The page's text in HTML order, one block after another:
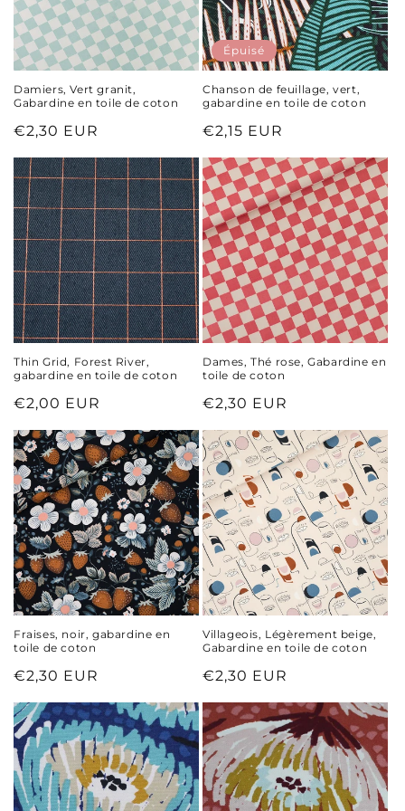
Damiers, Vert granit,
Gabardine en toile de coton
Prix
€2,30 EUR
Épuisé
Chanson de feuillage, vert,
gabardine en toile de coton
Prix
€2,15 EUR
Thin Grid, Forest River,
gabardine en toile de coton
Prix
€2,00 EUR
Dames, Thé rose, Gabardine en
toile de coton
Prix
€2,30 EUR
Fraises, noir, gabardine en
toile de coton
Prix
€2,30 EUR
Villageois, Légèrement beige,
Gabardine en toile de coton
Prix
€2,30 EUR